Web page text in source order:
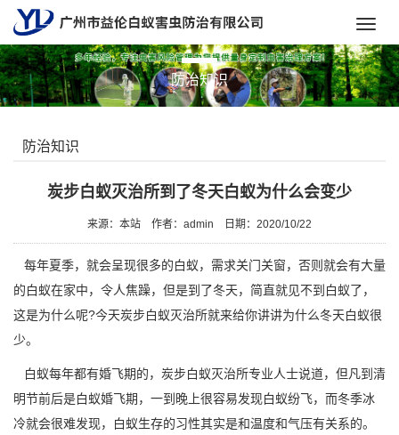
防治知识
防治知识
炭步白蚁灭治所到了冬天白蚁为什么会变少
来源：本站 作者：admin 日期：2020/10/22
每年夏季，就会呈现很多的白蚁，需求关门关窗，否则就会有大量
的白蚁在家中，令人焦躁，但是到了冬天，简直就见不到白蚁了，
这是为什么呢?今天炭步白蚁灭治所就来给你讲讲为什么冬天白蚁很
少。
白蚁每年都有婚飞期的，炭步白蚁灭治所专业人士说道，但凡到清
明节前后是白蚁婚飞期，一到晚上很容易发现白蚁纷飞，而冬季冰
冷就会很难发现，白蚁生存的习性其实是和温度和气压有关系的。